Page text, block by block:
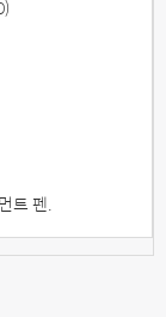
트 펜.